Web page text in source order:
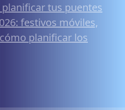
tus puentes
festivos móviles,
planificar los